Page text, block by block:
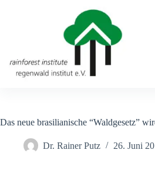
Das neue brasilianische “Waldgesetz”
Dr. Rainer Putz 26. Juni